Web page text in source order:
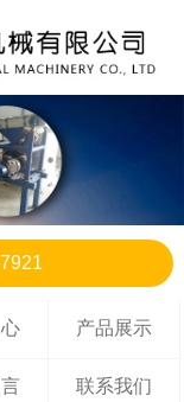
产品展示
联系我们